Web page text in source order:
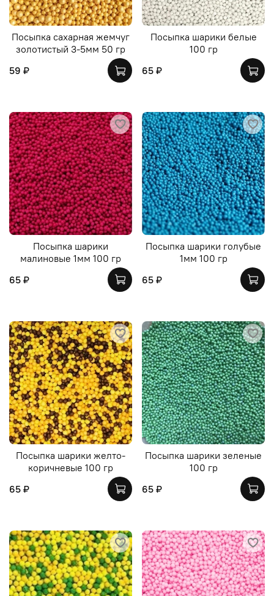
Посыпка сахарная жемчуг
золотистый 3-5мм 50 гр
59 ₽
Посыпка шарики белые
100 гр
65 ₽
Посыпка шарики
малиновые 1мм 100 гр
65 ₽
Посыпка шарики голубые
1мм 100 гр
65 ₽
Посыпка шарики желто-
коричневые 100 гр
65 ₽
Посыпка шарики зеленые
100 гр
65 ₽